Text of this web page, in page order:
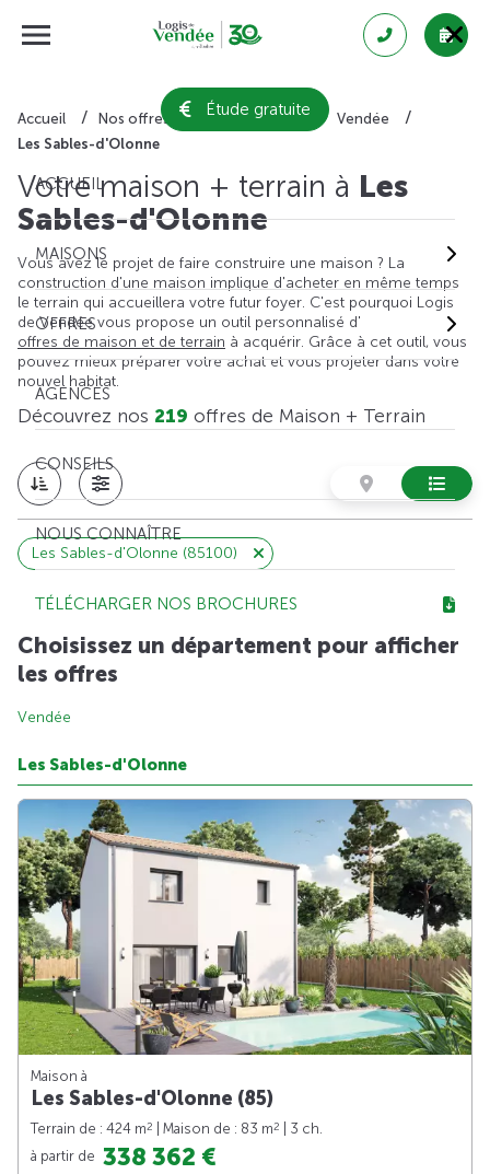
Étude gratuite
ACCUEIL
MAISONS
OFFRES
AGENCES
CONSEILS
NOUS CONNAÎTRE
TÉLÉCHARGER NOS BROCHURES
Accueil Nos offres de maison + terrain
Vendée
Les Sables-d'Olonne
Votre maison + terrain à Les
Sables-d'Olonne
Vous avez le projet de faire construire une maison ? La
construction d'une maison implique d'acheter en même temps
le terrain qui accueillera votre futur foyer. C'est pourquoi Logis
de Vendée vous propose un outil personnalisé d'
offres de maison et de terrain à acquérir. Grâce à cet outil, vous
pouvez mieux préparer votre achat et vous projeter dans votre
nouvel habitat.
Découvrez nos 219 offres de Maison + Terrain
Les Sables-d'Olonne (85100)
Choisissez un département pour afficher
les offres
Vendée
Les Sables-d'Olonne
Maison à
Les Sables-d'Olonne (85)
Terrain de : 424 m2 | Maison de : 83 m2
| 3 ch.
à partir de 338 362 €